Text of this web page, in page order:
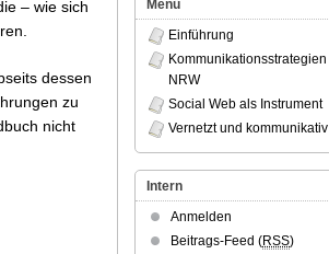
– wie sich
dessen
zu
nicht
Menü
Einführung
Kommunikationsstrategien
NRW
Social Web als Instrument
Vernetzt und kommunikativ
Intern
Anmelden
Beitrags-Feed (RSS)